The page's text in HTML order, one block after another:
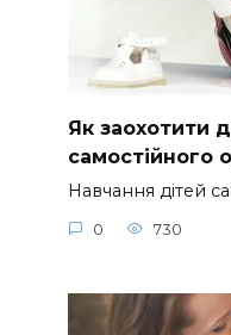
Як заохотити
самостійного
Навчання дітей
0 730